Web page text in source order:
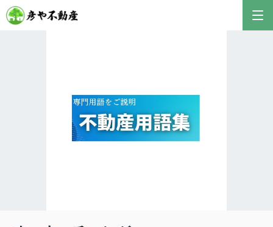
おすすめ不動産AIコンテンツとして、膨大なデータ
から最適なご提案を導き出します✨
不動産の売却や購入など、何でもお気軽にご相談く